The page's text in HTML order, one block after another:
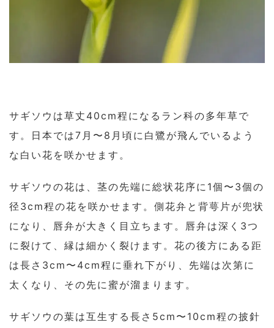
サギソウは草丈40cm程になるラン科の多年草で
す。日本では7月〜8月頃に白鷺が飛んでいるよう
な白い花を咲かせます。
サギソウの花は、茎の先端に総状花序に1個〜3個の
径3cm程の花を咲かせます。側花弁と背萼片が兜状
になり、唇弁が大きく目立ちます。唇弁は深く3つ
に裂けて、縁は細かく裂けます。花の後方にある距
は長さ3cm〜4cm程に垂れ下がり、先端は次第に
太くなり、その先に蜜が溜まります。
サギソウの葉は互生する長さ5cm〜10cm程の披針